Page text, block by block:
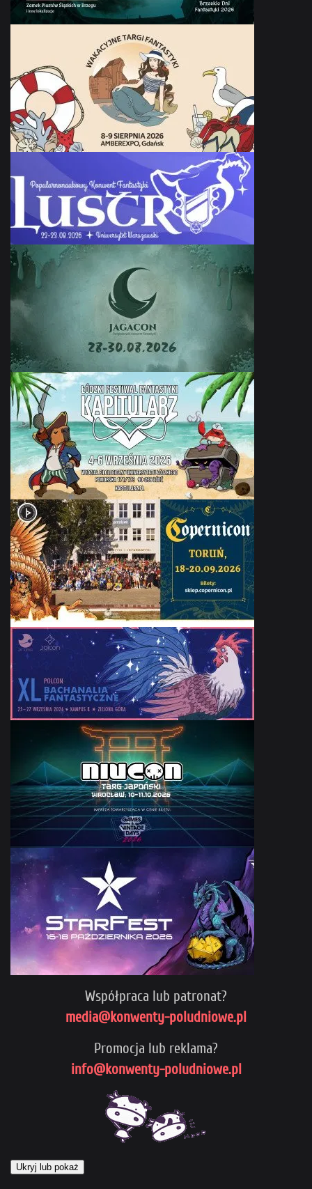
Współpraca lub patronat?
media@konwenty-poludniowe.pl
Promocja lub reklama?
info@konwenty-poludniowe.pl
Ukryj lub pokaż